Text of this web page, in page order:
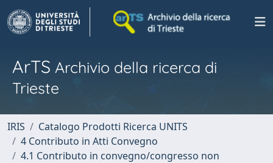
ArTS Archivio della ricerca di
Trieste
IRIS
Catalogo Prodotti Ricerca UNITS
4 Contributo in Atti Convegno
4.1 Contributo in convegno/congresso non